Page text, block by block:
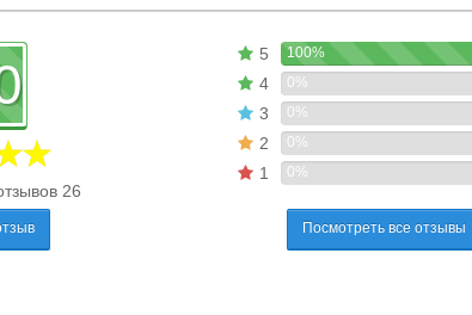
26
5 100%
4 0%
3 0%
2 0%
1 0%
Посмотреть все отзывы